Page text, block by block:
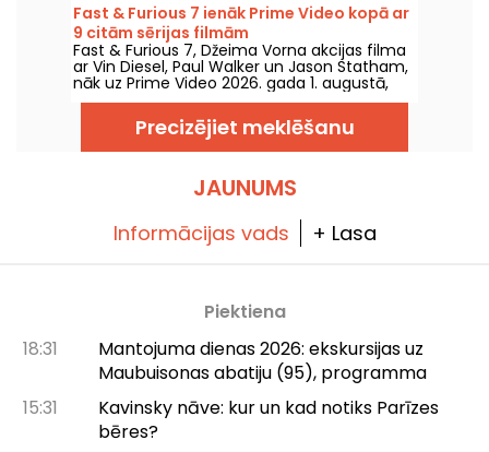
Fast & Furious 7 ienāk Prime Video kopā ar
9 citām sērijas filmām
Fast & Furious 7, Džeima Vorna akcijas filma
ar Vin Diesel, Paul Walker un Jason Statham,
nāk uz Prime Video 2026. gada 1. augustā,
kopā ar vairākiem sērijas turpinājumiem.
Precizējiet meklēšanu
JAUNUMS
Informācijas vads + Lasa
Piektiena
18:31
Mantojuma dienas 2026: ekskursijas uz
Maubuisonas abatiju (95), programma
15:31
Kavinsky nāve: kur un kad notiks Parīzes
bēres?